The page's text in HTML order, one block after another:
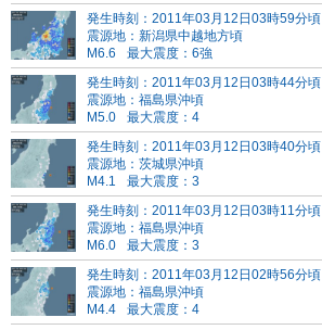
発生時刻：2011年03月12日03時59分頃
震源地：新潟県中越地方頃
M6.6
最大震度：6強
発生時刻：2011年03月12日03時44分頃
震源地：福島県沖頃
M5.0
最大震度：4
発生時刻：2011年03月12日03時40分頃
震源地：茨城県沖頃
M4.1
最大震度：3
発生時刻：2011年03月12日03時11分頃
震源地：福島県沖頃
M6.0
最大震度：3
発生時刻：2011年03月12日02時56分頃
震源地：福島県沖頃
M4.4
最大震度：4